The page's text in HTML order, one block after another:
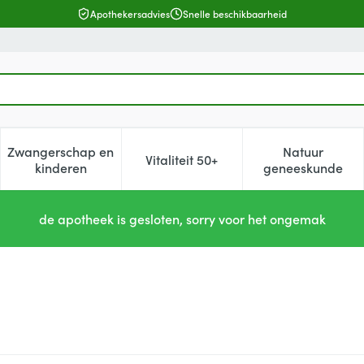
Apothekersadvies Snelle beschikbaarheid
verzorging en hygiëne categorie
voor Dieet, voeding en vitamines categorie
Zwangerschap en
kinderenToon submenu voor Zwangerschap en kinderen
Vitaliteit 50+Toon submenu voor Vitaliteit
Natuur
geneeskunde
Toon
de apotheek is gesloten, sorry voor het ongemak